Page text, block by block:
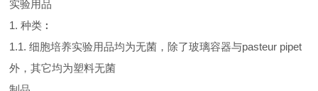
实验用品
1. 种类︰
1.1. 细胞培养实验用品均为无菌，除了玻璃容器与pasteur pipet
外，其它均为塑料无菌